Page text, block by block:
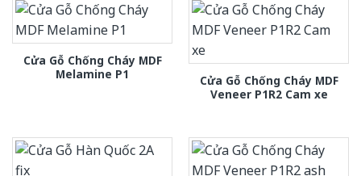
Cửa Gỗ Chống Cháy MDF
Melamine P1
Cửa Gỗ Chống Cháy MDF
Veneer P1R2 Cam xe